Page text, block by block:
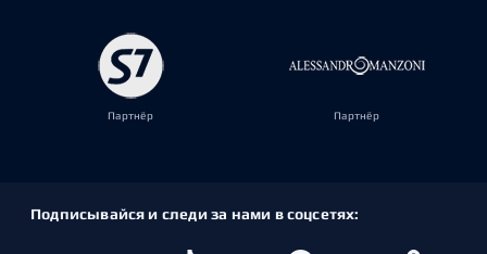
Партнёр Партнёр
Подписывайся и следи за нами в соцсетях: